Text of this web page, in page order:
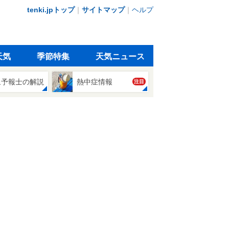
tenki.jpトップ｜ サイトマップ｜ ヘルプ
気 季節特集 天気ニュース
報士の解説 熱中症情報 注目